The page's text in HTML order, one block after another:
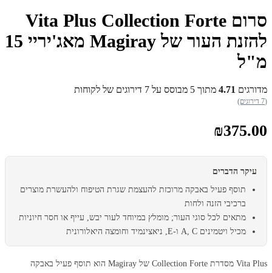
סרום Vita Plus Collection Forte
להזנת העור של Magiray מאג'יריי 15
מ"ל
מדורגים 4.71 מתוך 5 מבוסס על 7 דירוגים של לקוחות
(7 דירוגים)
₪375.00
עיקר הדברים
תוסף פעיל באבקה מרוכזת להעצמת שגרת הטיפוח ולהעשרת מוצרים
ברכיבי הזנה ולחות
מתאים לכל סוגי העור; מומלץ במיוחד לעור יבש, עייף או חסר חיוניות
מכיל ויטמינים A, C ו-E, ניאצינמיד וחומצה היאלורונית
Vita Plus מסדרת Collection Forte של Magiray הוא תוסף פעיל באבקה